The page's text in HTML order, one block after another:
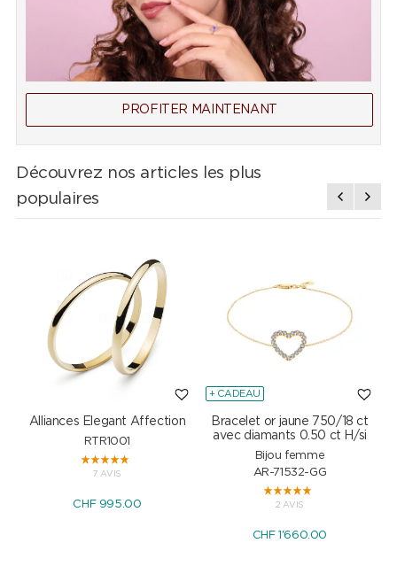
PROFITER MAINTENANT
Découvrez nos articles les plus
populaires
Alliances Elegant Affection
RTR1001
7 AVIS
CHF 995.00
+ CADEAU
Bracelet or jaune 750/18 ct
avec diamants 0.50 ct H/si
Bijou femme
AR-71532-GG
2 AVIS
CHF 1'660.00